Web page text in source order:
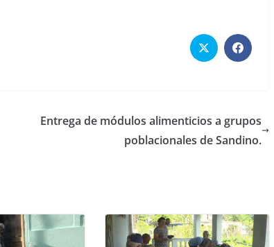
Entrega de módulos alimenticios a grupos
poblacionales de Sandino.